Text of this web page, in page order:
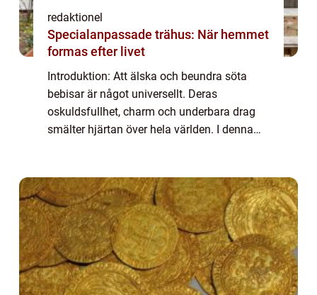
redaktionel
Specialanpassade trähus: När hemmet
formas efter livet
Introduktion: Att älska och beundra söta
bebisar är något universellt. Deras
oskuldsfullhet, charm och underbara drag
smälter hjärtan över hela världen. I denna
e...